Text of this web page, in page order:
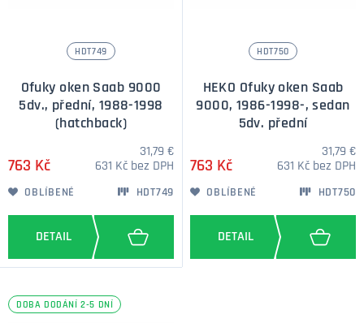
HDT749
Ofuky oken Saab 9000
5dv., přední, 1988-1998
(hatchback)
763 Kč
31,79 €
631 Kč bez DPH
OBLÍBENÉ HDT749
HDT750
HEKO Ofuky oken Saab
9000, 1986-1998-, sedan
5dv. přední
763 Kč
31,79 €
631 Kč bez DPH
OBLÍBENÉ HDT750
DOBA DODÁNÍ 2-5 DNÍ